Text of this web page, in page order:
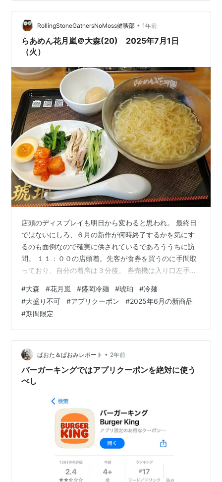
出来事なんですよ✨ この記事では、ゲオのSwitch2販売
がどん…RollingStoneGathersNoMoss健啖部 • 1年前
らあめん花月嵐＠大森(20) 2025年7月1日
（火）
店頭のディスプレイも明日から変わると思われ。 最終日
ではないにしろ、６月の新作が何時終了するかを気にす
るのも面倒なので確実に供されているであろううちに訪
問。 １１：００の店頭着。先客が食券を買うのに手間取
っており、自分の着席は３分後。 券売機は入り口左手。
可」とも書かれている。 今回もクーポンは味玉をお願い
する。 先日『ぴょんぴょん舎』でも《冷麺》を食べたの
は、比較したかったとの思惑もあり。 １２分と意外と待
って、一式が四角い盆にセットされ供される。 具材が別
添なのは、「先ずはスープと麺を味わって欲しいから」
とリーフレットには書かれている。…
#大森 #花月嵐 #盛岡冷麺 #琥珀 #冷麺
#大盛り不可 #アプリクーポン #2025年6月の新商品
#期間限定
ぱおた＆ぱおみレポート • 2年前
バーガーキングではアプリクーポンを絶対に使う
べし